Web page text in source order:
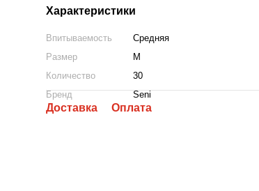
Характеристики
Впитываемость
Средняя
Размер
M
Количество
30
Бренд
Seni
Доставка Оплата